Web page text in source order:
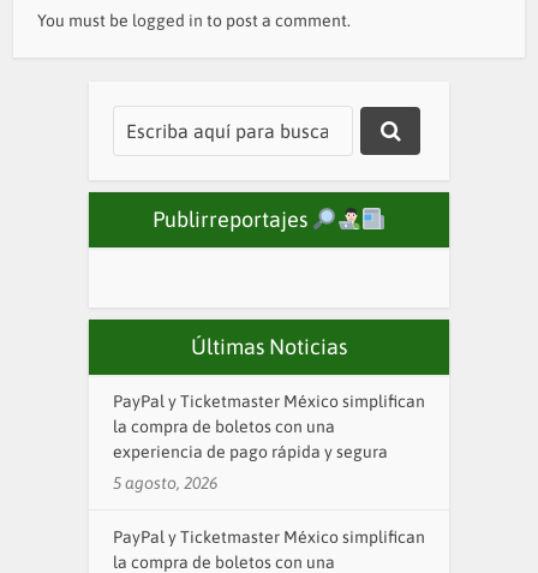
You must be logged in to post a comment.
Publirreportajes
Últimas Noticias
PayPal y Ticketmaster México simplifican
la compra de boletos con una
experiencia de pago rápida y segura
5 agosto, 2026
PayPal y Ticketmaster México simplifican
la compra de boletos con una